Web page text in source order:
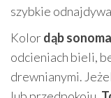
szybkie
Kolordąb sonoma
odcieniach bieli,
drewnianymi.